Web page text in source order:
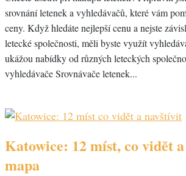
srovnání letenek a vyhledávačů, které vám
ceny. Když hledáte nejlepší cenu a nejste
letecké společnosti, měli byste využít
ukážou nabídky od různých leteckých
vyhledávače Srovnávače letenek...
Katowice: 12 míst, co vidět
mapa